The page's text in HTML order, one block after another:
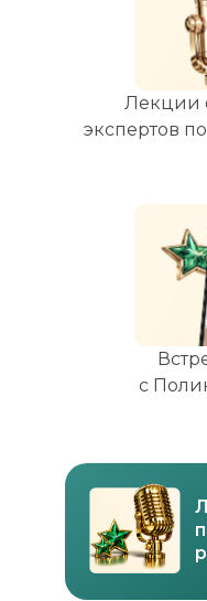
Лекции
экспертов
с